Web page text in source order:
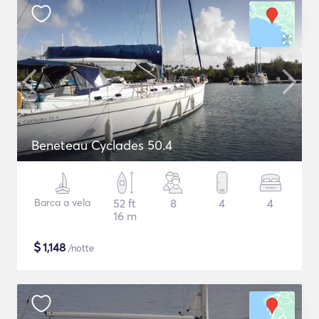
Beneteau Cyclades 50.4
Barca a vela
52 ft
16 m
8 4 4
$1,148 /notte